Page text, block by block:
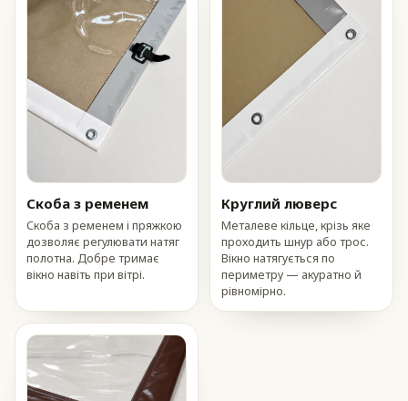
Скоба з ременем
Скоба з ременем і пряжкою
дозволяє регулювати натяг
полотна. Добре тримає
вікно навіть при вітрі.
Круглий люверс
Металеве кільце, крізь яке
проходить шнур або трос.
Вікно натягується по
периметру — акуратно й
рівномірно.